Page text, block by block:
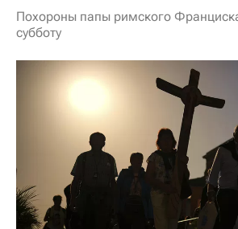
Похороны папы римского
субботу